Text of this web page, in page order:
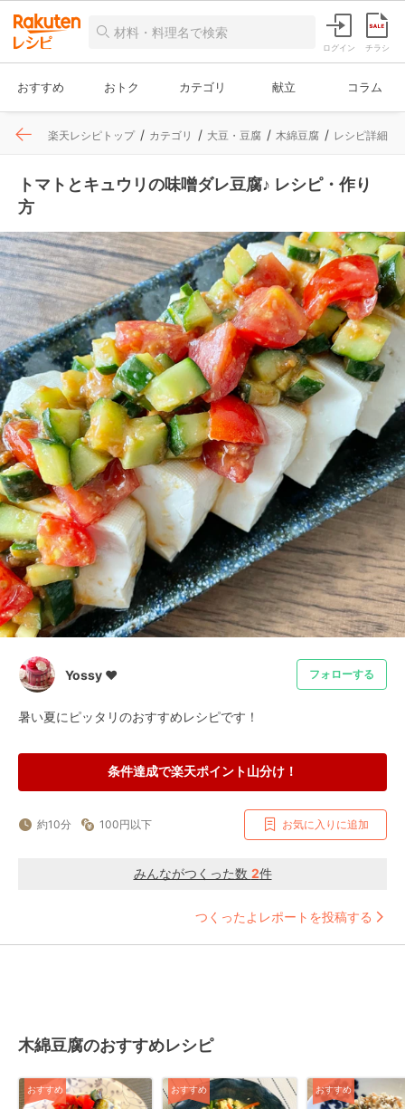
ログイン チラシ
おすすめ おトク カテゴリ 献立 コラム
楽天レシピトップ カテゴリ 大豆・豆腐 木綿豆腐 レシピ詳細
トマトとキュウリの味噌ダレ豆腐♪ レシピ・作り
方
Yossy ❤︎ フォローする
暑い夏にピッタリのおすすめレシピです！
条件達成で楽天ポイント山分け！
約10分 100円以下 お気に入りに追加
みんながつくった数 2件
つくったよレポートを投稿する
木綿豆腐のおすすめレシピ
おすすめ おすすめ おすすめ